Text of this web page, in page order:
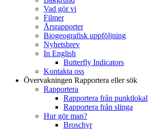
Vad gör vi
Filmer
Årsrapporter
Biogeografisk uppföljning
Nyhetsbrev
In English
Butterfly Indicators
Kontakta oss
Övervakningen Rapportera eller sök
Rapportera
Rapportera från punktlokal
Rapportera från slinga
Hur gör man?
Broschyr